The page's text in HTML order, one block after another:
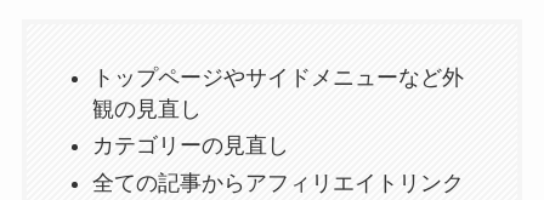
トップページやサイドメニューなど外
観の見直し
カテゴリーの見直し
全ての記事からアフィリエイトリンク